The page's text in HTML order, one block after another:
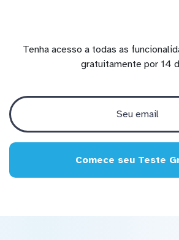
Tenha acesso a todas as
gratuitamente por 14
Comece seu Teste